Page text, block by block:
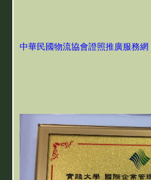
中華民國物流協會證照推廣服務網